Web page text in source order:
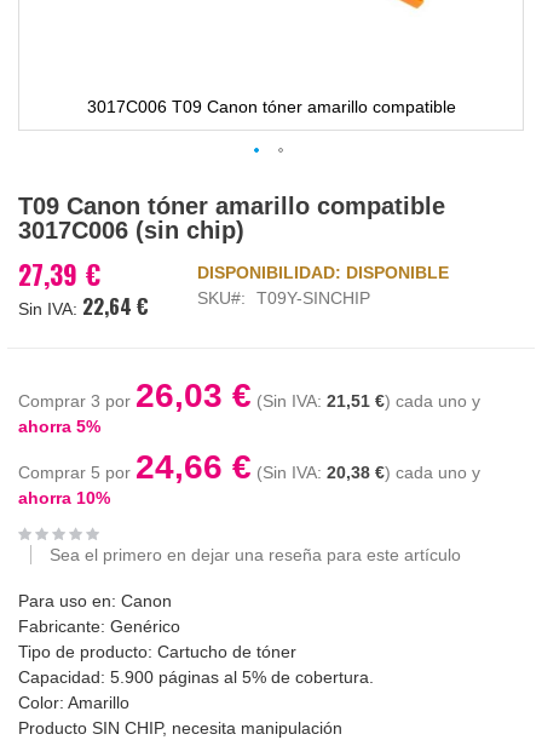
3017C006 T09 Canon tóner amarillo compatible
al
comienzo
la
galería
T09 Canon tóner amarillo compatible
3017C006 (sin chip)
27,39 €
22,64 €
DISPONIBILIDAD: DISPONIBLE
SKU
T09Y-SINCHIP
Comprar 3 por 26,03 € 21,51 € cada uno y
ahorra 5%
Comprar 5 por 24,66 € 20,38 € cada uno y
ahorra 10%
Sea el primero en dejar una reseña para este artículo
Para uso en: Canon
Fabricante: Genérico
Tipo de producto: Cartucho de tóner
Capacidad: 5.900 páginas al 5% de cobertura.
Color: Amarillo
Producto SIN CHIP, necesita manipulación